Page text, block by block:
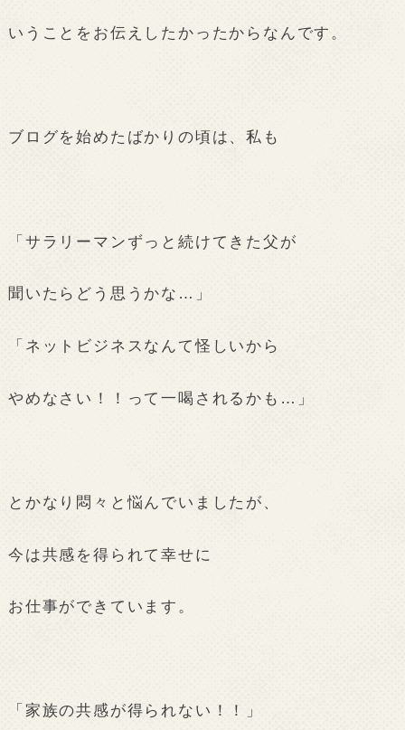
いうことをお伝えしたかったからなんです。
ブログを始めたばかりの頃は、私も
「サラリーマンずっと続けてきた父が
聞いたらどう思うかな…」
「ネットビジネスなんて怪しいから
やめなさい！！って一喝されるかも…」
とかなり悶々と悩んでいましたが、
今は共感を得られて幸せに
お仕事ができています。
「家族の共感が得られない！！」